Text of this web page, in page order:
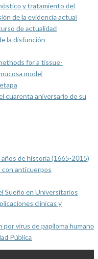
y tratamiento del
de la evidencia actual
de actualidad
la disfunción
for a tissue-
model
cuarenta aniversario de su
de historia (1665-2015)
anticuerpos
Sueño en Universitarios
clínicas y
virus de papiloma humano
Pública